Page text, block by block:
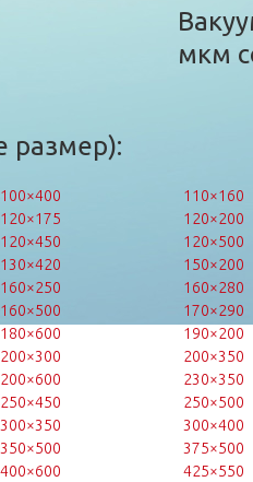
мкм
размер):
100×400 110×160
120×175 120×200
120×450 120×500
130×420 150×200
160×250 160×280
160×500 170×290
180×600 190×200
200×300 200×350
200×600 230×350
250×450 250×500
300×350 300×400
350×500 375×500
400×600 425×550